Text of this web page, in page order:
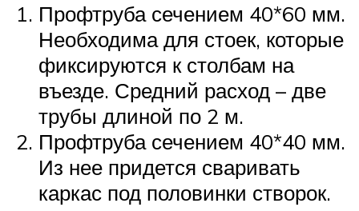
Профтруба сечением 40*60 мм.
Необходима для стоек, которые
фиксируются к столбам на
въезде. Средний расход – две
трубы длиной по 2 м.
Профтруба сечением 40*40 мм.
Из нее придется сваривать
каркас под половинки створок.